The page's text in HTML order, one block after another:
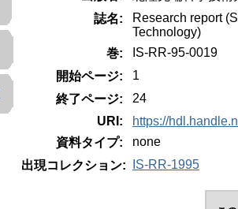
誌名:
Research report
Technology)
巻:
IS-RR-95-0019
開始ページ:
1
終了ページ:
24
URI:
https://
資料タイプ:
none
出現コレクション:
IS-RR-1995